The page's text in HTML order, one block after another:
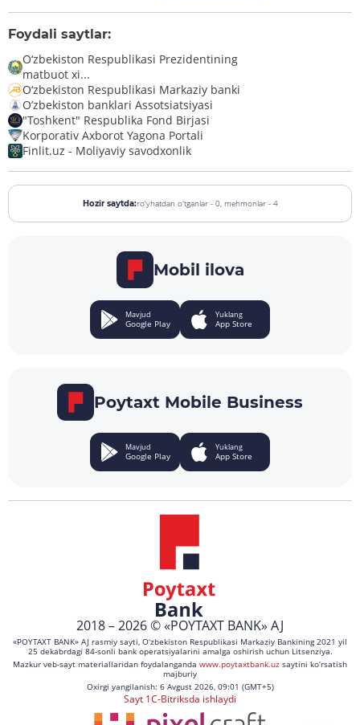
Foydali saytlar:
O‘zbekiston Respublikasi Prezidentining
matbuot xi...
O‘zbekiston Respublikasi Markaziy banki
O’zbekiston banklari Assotsiatsiyasi
"Toshkent" Respublika Fond Birjasi
Korporativ Axborot Yagona Portali
Finlit.uz - Moliyaviy savodxonlik
Hozir saytda:ro'yhatdan o'tganlar - 0, mehmonlar - 4
Mobil ilova
Mavjud
Google Play
Yuklang
App Store
Poytaxt Mobile Business
Mavjud
Google Play
Yuklang
App Store
2018 – 2026 © «POYTAXT BANK» AJ
«POYTAXT BANK» AJ rasmiy sayti, O‘zbekiston Respublikasi Markaziy Bankining 2021 yil
25 dekabrdagi 84-sonli bank operatsiyalarini amalga oshirish uchun Litsenziya.
Mazkur veb-sayt materiallaridan foydalanganda www.poytaxtbank.uz saytini ko‘rsatish
majburiy
Oxirgi yangilanish: 6 Avgust 2026, 09:01 (GMT+5)
Sayt 1C-Bitriksda ishlaydi